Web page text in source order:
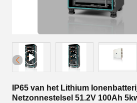
IP65 van het Lithium
Netzonnestelsel 51.2V 100Ah